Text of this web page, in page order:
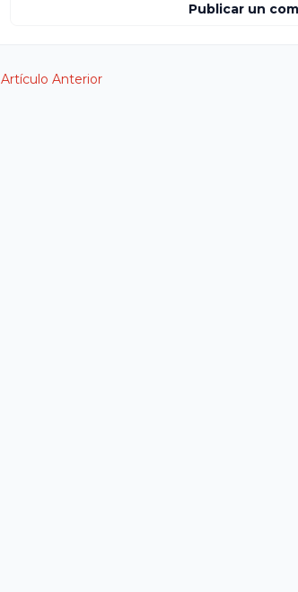
Publicar un
Artículo Anterior